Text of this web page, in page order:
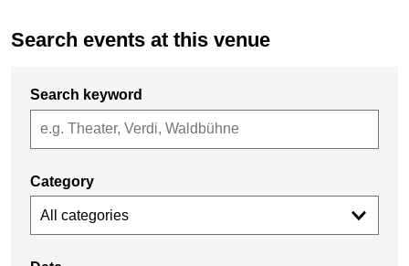
Search events at this venue
Search keyword
Category
All categories